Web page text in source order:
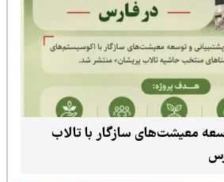
معیشت‌های سازگار با تالاب